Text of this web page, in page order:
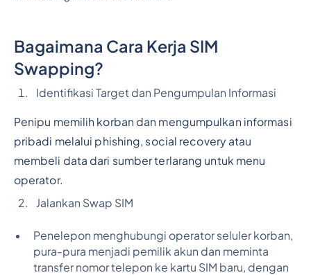
Bagaimana Cara Kerja SIM
Swapping?
Identifikasi Target dan Pengumpulan Informasi
Penipu memilih korban dan mengumpulkan informasi
pribadi melalui phishing, social recoveryatau
membeli data dari sumber terlarang untuk menu
operator.
Jalankan Swap SIM
Penelepon menghubungi operator seluler korban,
pura-pura menjadi pemilik akun dan meminta
transfer nomor telepon ke kartu SIM baru, dengan